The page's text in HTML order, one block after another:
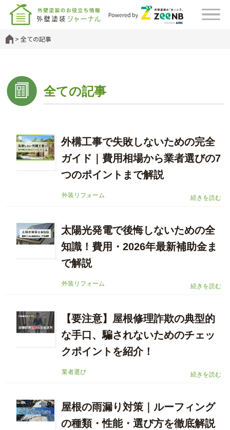
全ての記事
全ての記事
外構工事で失敗しないための完全
ガイド｜費用相場から業者選びの7
つのポイントまで解説
続きを読む
外装リフォーム
太陽光発電で後悔しないための全
知識！費用・2026年最新補助金ま
で解説
続きを読む
外装リフォーム
【要注意】屋根修理詐欺の典型的
な手口、騙されないためのチェッ
クポイントを紹介！
続きを読む
業者選び
屋根の雨漏り対策｜ルーフィング
の種類・性能・選び方を徹底解説